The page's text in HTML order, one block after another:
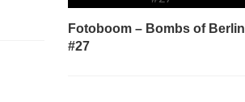
Fotoboom – Bombs of Berlin
#27